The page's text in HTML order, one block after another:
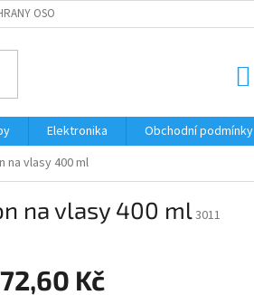
OSOBNÍCH ÚDAJŮ
Elektronika Obchodní podmínky
na vlasy 400 ml
na vlasy 400 ml3011
72,60 Kč